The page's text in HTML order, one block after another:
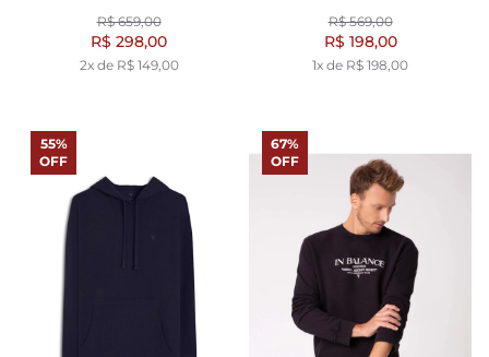
R$ 659,00
R$ 298,00
2x de R$ 149,00
R$ 569,00
R$ 198,00
1x de R$ 198,00
55%
OFF
67%
OFF